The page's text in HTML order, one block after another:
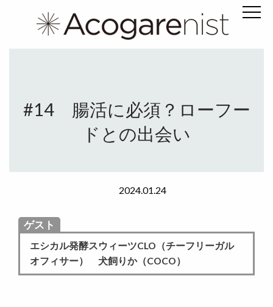
#14 腸活に必須？ローフー
ドとの出会い
2024.01.24
ゲスト
エシカル発酵スウィーツCLO（チーフリーガル
オフィサー） 犬飼りか（COCO）